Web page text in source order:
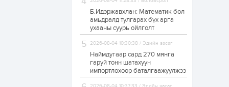
1 өдөр 0
16 төрлийн эмийг нэг
худалдан авах
журмыг баталлаа
1 өдөр 0 0
Б.Идэржавхлан: Математик бол
амьдралд тулгарах бүх арга
ухааны суурь ойлголт
2026-08-04 10:30:38 / Эдийн засаг
Наймдугаар сард 270 мянга
гаруй тонн шатахуун
импортлохоор баталгаажуулжээ